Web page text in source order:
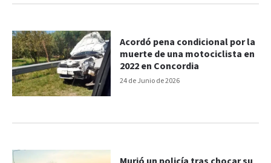
24 de Junio de 2026
Acordó pena condicional por la
muerte de una motociclista en
2022 en Concordia